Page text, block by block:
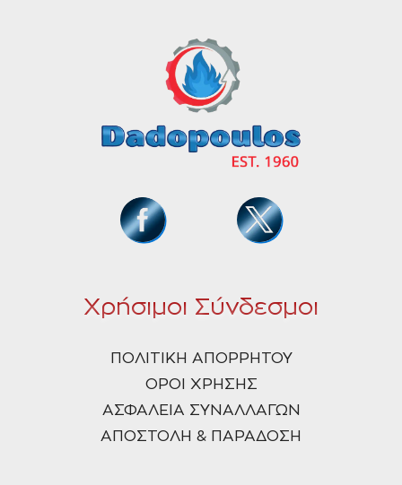
Χρήσιμοι Σύνδεσμοι
ΠΟΛΙΤΙΚΗ ΑΠΟΡΡΗΤΟΥ
ΟΡΟΙ ΧΡΗΣΗΣ
ΑΣΦΑΛΕΙΑ ΣΥΝΑΛΛΑΓΩΝ
ΑΠΟΣΤΟΛΗ & ΠΑΡΑΔΟΣΗ